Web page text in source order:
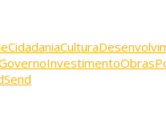
CidadaniaCultura
InvestimentoObras
Send